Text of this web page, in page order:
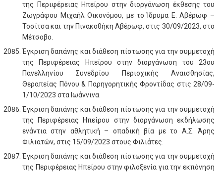
της Περιφέρειας Ηπείρου στην διοργάνωση έκθεσης του
Ζωγράφου Μιχαήλ Οικονόμου, με το Ίδρυμα Ε. Αβέρωφ –
Τοσίτσα και την Πινακοθήκη Αβέρωφ, στις 30/09/2023, στο
Μέτσοβο.
Έγκριση δαπάνης και διάθεση πίστωσης για την συμμετοχή
της Περιφέρειας Ηπείρου στην διοργάνωση του 23ου
Πανελληνίου Συνεδρίου Περιοχικής Αναισθησίας,
Θεραπείας Πόνου & Παρηγορητικής Φροντίδας στις 28/09-
1/10/2023 στα Ιωάννινα.
Έγκριση δαπάνης και διάθεση πίστωσης για την συμμετοχή
της Περιφέρειας Ηπείρου στην διοργάνωση εκδήλωσης
ενάντια στην αθλητική – οπαδική βία με το Α.Σ. Άρης
Φιλιατών, στις 15/09/2023 στους Φιλιάτες.
Έγκριση δαπάνης και διάθεση πίστωσης για την συμμετοχή
της Περιφέρειας Ηπείρου στην φιλοξενία για την εκπόνηση